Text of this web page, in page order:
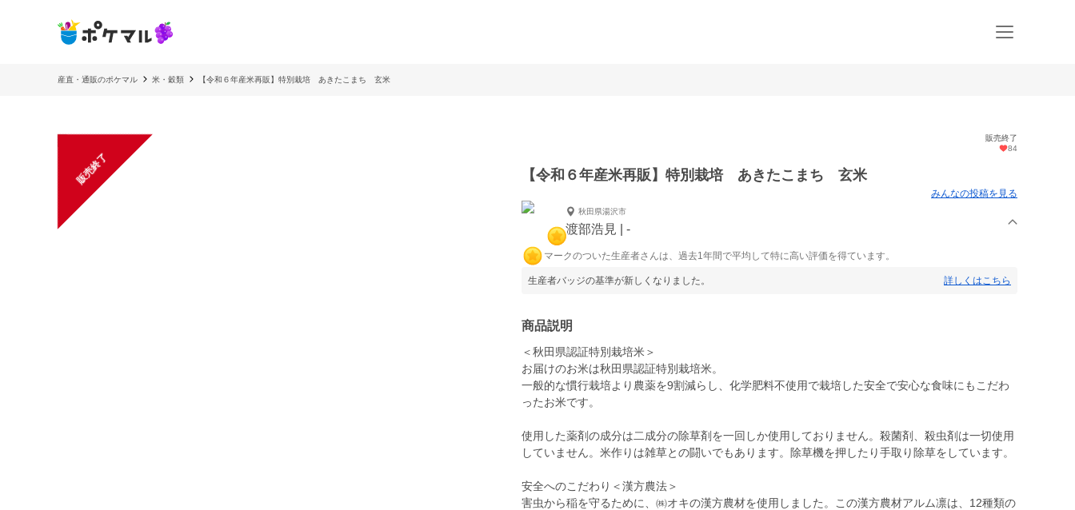
産直・通販のポケマル 米・穀類 【令和６年産米再販】特別栽培 あきたこまち 玄米
販売終了
販売終了
84
【令和６年産米再販】特別栽培 あきたこまち 玄米
みんなの投稿を見る
秋田県湯沢市
渡部浩見 | -
マークのついた生産者さんは、過去1年間で平均して特に高い評価を得ています。
生産者バッジの基準が新しくなりました。 詳しくはこちら
商品説明
＜秋田県認証特別栽培米＞
お届けのお米は秋田県認証特別栽培米。
一般的な慣行栽培より農薬を9割減らし、化学肥料不使用で栽培した安全で安心な食味にもこだわ
ったお米です。
使用した薬剤の成分は二成分の除草剤を一回しか使用しておりません。殺菌剤、殺虫剤は一切使用
していません。米作りは雑草との闘いでもあります。除草機を押したり手取り除草をしています。
安全へのこだわり＜漢方農法＞
害虫から稲を守るために、㈱オキの漢方農材を使用しました。この漢方農材アルム凛は、12種類の